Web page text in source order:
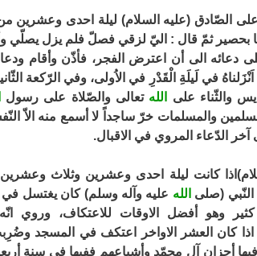
الصّادق (عليه السلام) ليلة احدى وعشرين
ثمّ قال : اليّ لزقي فصلّ فلم يزل يصلّي
دعائه الى أن اعترض الفجر، فأذّن وأقام
اَنْزَلناهُ في لَيلَةِ الْقَدْرِ في الاُولى، وفي الرّكعة
والثّناء على
الله تعالى والصّلاة على رسول
والمسلمات خرّ ساجداً لا أسمع منه الاّ
آخر الدّعاء المروي في الاقبال.
كانت ليلة احدى وعشرين وثلاث
(صلى الله عليه وآله وسلم) كان يغتسل
وهو أفضل الاوقات للاعتكاف، وروي
اذا كان العشر الاواخر اعتكف في المسجد
أحزان آل محمّد وأشياعهم ففيها في سنة